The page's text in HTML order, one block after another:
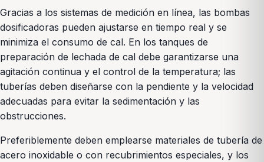
Gracias a los sistemas de medición en línea, las bombas
dosificadoras pueden ajustarse en tiempo real y se
minimiza el consumo de cal. En los tanques de
preparación de lechada de cal debe garantizarse una
agitación continua y el control de la temperatura; las
tuberías deben diseñarse con la pendiente y la velocidad
adecuadas para evitar la sedimentación y las
obstrucciones.
Preferiblemente deben emplearse materiales de tubería de
acero inoxidable o con recubrimientos especiales, y los